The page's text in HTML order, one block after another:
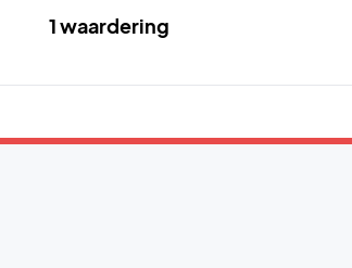
1 waardering